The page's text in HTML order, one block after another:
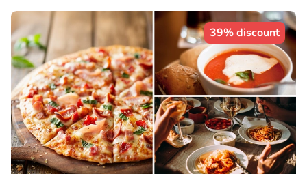
39% discount